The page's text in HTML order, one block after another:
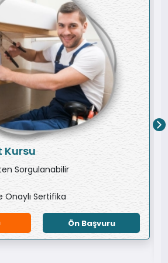
Kursu
Sorgulanabilir
Onaylı Sertifika
Ön Başvuru